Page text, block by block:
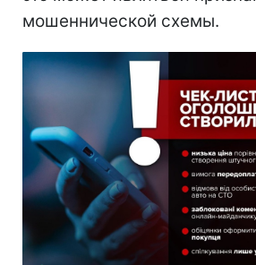
мошеннической схемы.